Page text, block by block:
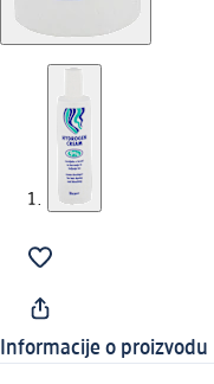
Informacije o proizvodu